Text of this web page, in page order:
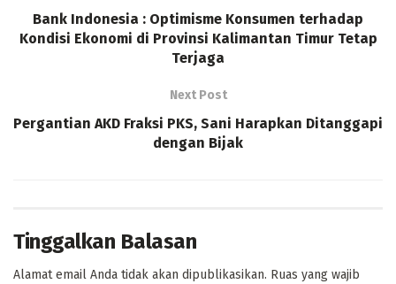
Bank Indonesia : Optimisme Konsumen terhadap
Kondisi Ekonomi di Provinsi Kalimantan Timur Tetap
Terjaga
Next Post
Pergantian AKD Fraksi PKS, Sani Harapkan Ditanggapi
dengan Bijak
Tinggalkan Balasan
Alamat email Anda tidak akan dipublikasikan. Ruas yang wajib